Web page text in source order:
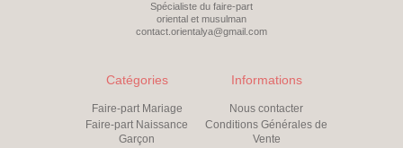
Spécialiste du faire-part
oriental et musulman
contact.orientalya@gmail.com
Catégories
Faire-part Mariage
Faire-part Naissance
Garçon
Informations
Nous contacter
Conditions Générales de
Vente